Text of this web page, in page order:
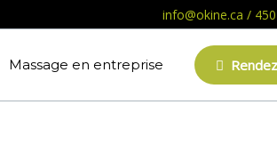
info@okine.ca /
Massage en entreprise